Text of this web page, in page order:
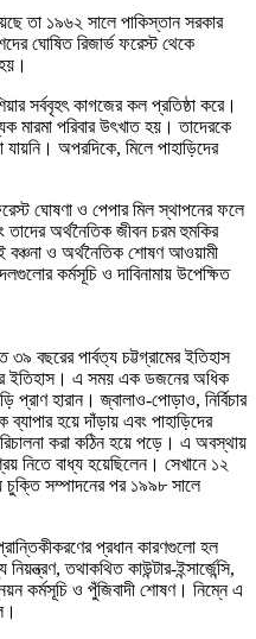
তা ১৯৬২ সালে পাকিস্তান সরকার
ঘোষিত রিজার্ভ ফরেস্ট থেকে
সর্ববৃহৎ কাগজের কল প্রতিষ্ঠা করে।
মারমা পরিবার উৎখাত হয়। তাদেরকে
অপরদিকে, মিলে পাহাড়িদের
ঘোষণা ও পেপার মিল স্থাপনের ফলে
তাদের অর্থনৈতিক জীবন চরম হুমকির
বঞ্চনা ও অর্থনৈতিক শোষণ আওয়ামী
কর্মসূচি ও দাবিনামায় উপেক্ষিত
বছরের পার্বত্য চট্টগ্রামের ইতিহাস
ইতিহাস। এ সময় এক ডজনের অধিক
প্রাণ হারান। জ্বালাও-পোড়াও, নির্বিচার
হয়ে দাঁড়ায় এবং পাহাড়িদের
করা কঠিন হয়ে পড়ে। এ অবস্থায়
নিতে বাধ্য হয়েছিলেন। সেখানে ১২
চুক্তি সম্পাদনের পর ১৯৯৮ সালে
প্রধান কারণগুলো হল
তথাকথিত কাউন্টার-ইন্সার্জেন্সি,
কর্মসূচি ও পুঁজিবাদী শোষণ। নিম্নে এ